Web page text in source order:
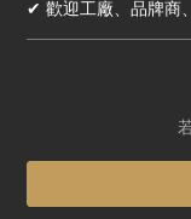
✔ 歡迎工廠、品牌商